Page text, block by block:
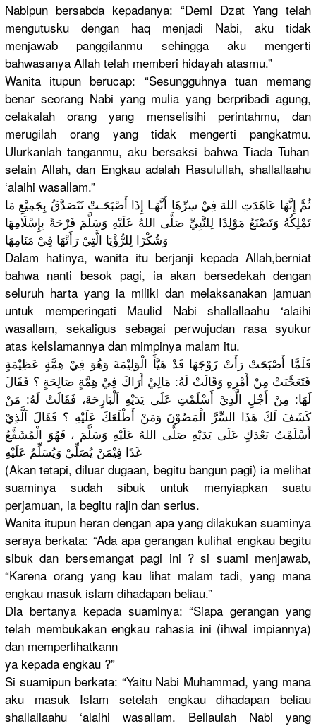
Nabipun bersabda kepadanya: “Demi Dzat Yang telah
mengutusku dengan haq menjadi Nabi, aku tidak
menjawab panggilanmu sehingga aku mengerti
bahwasanya Allah telah memberi hidayah atasmu.”
Wanita itupun berucap: “Sesungguhnya tuan memang
benar seorang Nabi yang mulia yang berpribadi agung,
celakalah orang yang menselisihi perintahmu, dan
merugilah orang yang tidak mengerti pangkatmu.
Ulurkanlah tanganmu, aku bersaksi bahwa Tiada Tuhan
selain Allah, dan Engkau adalah Rasulullah, shallallaahu
‘alaihi wasallam.”
ثُمَّ إِنَّهَا عَاهَدَتِ اللهَ فِيْ سِرِّهَا أَنَّهَـا إِذَا أَصْبَحَـت ْ تَتَصَدَّق ُ بِجَمِيْعِ مَا
تَمْلِكُهُ وَتَصْنَعُ مَوْلِدًا لِلنَّبِيّ ِ صَلَّى اللهُ عَلَيْهِ وَسَلَّمَ فَرْحَةً بِإِسْلَامِهَا
وَشُكْرًا لِلرُّؤْيَا الَّتِيْ رَأَتْهَا فِيْ مَنَامِهَا
Dalam hatinya, wanita itu berjanji kepada Allah,berniat
bahwa nanti besok pagi, ia akan bersedekahdengan
seluruh harta yang ia miliki dan melaksanakan jamuan
untuk memperingati Maulid Nabi shallallaahu ‘alaihi
wasallam, sekaligus sebagai perwujudan rasa syukur
atas keIslamannya dan mimpinya malam itu.
فَلَمَّا أَصْبَحَتْ رَأَتْ زَوْجَهَا قَدْ هَيَّأَ الْوَلِيْمَةَ وَهُوَ فِيْ هِمَّةٍ عَظِيْمَةٍ
فَتَعَجَّبَتْ مِنْ أَمْرِهِ وَقَالَتْ لَهُ: مَالِيْ أَرَاكَ فِيْ هِمَّةٍ صَالِحَةٍ ؟ فَقَالَ
لَهَا: مِنْ أَجْلِ الَّذِيْ أَسْلَمْتِ عَلَى يَدَيْهِ اَلْبَارِحَةَ، فَقَالَتْ لَهُ: مَنْ
كَشَفَ لَكَ هَذَا السِّرَّ الْمَصُوْن َ وَمَنْ أَطْلَعَكَ عَلَيْهِ ؟ فَقَالَ اَلَّذِيْ
أَسْلَمْتُ بَعْدَكِ عَلَى يَدَيْهِ صَلَّى اللهُ عَلَيْهِ وَسَلَّمَ ، فَهُوَ الْمُشَفَّعُ
غَدًا فِيْمَنْ يُصَلِّيْ وَيُسَلِّم ُ عَلَيْهِ
(Akan tetapi, diluar dugaan, begitu bangun pagi) ia melihat
suaminya sudah sibuk untuk menyiapkan suatu
perjamuan, ia begitu rajin dan serius.
Wanita itupun heran dengan apa yang dilakukan suaminya
seraya berkata: “Ada apa gerangan kulihat engkau begitu
sibuk dan bersemangat pagi ini ? si suami menjawab,
“Karena orang yang kau lihat malam tadi, yang mana
engkau masuk islam dihadapan beliau.”
Dia bertanya kepada suaminya: “Siapa gerangan yang
telah membukakanengkau rahasia ini (ihwal impiannya)
dan memperlihatkann
­ya kepada engkau ?”
Si suamipun berkata: “Yaitu Nabi Muhammad, yang mana
aku masuk Islam setelah engkau dihadapan beliau
shallallaahu ‘alaihi wasallam. Beliaulah Nabi yang